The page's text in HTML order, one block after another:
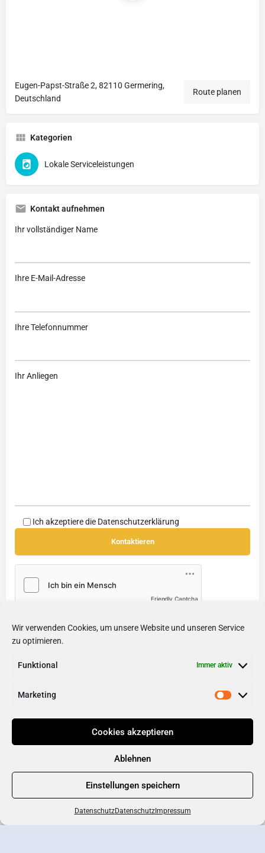
Wir verwenden Cookies, um unsere Website und unseren Service
zu optimieren.
Funktional Immer aktiv
Marketing
Cookies akzeptieren
Ablehnen
Einstellungen speichern
DatenschutzDatenschutzImpressum
Eugen-Papst-Straße 2, 82110 Germering,
Deutschland
Route planen
Kategorien
Lokale Serviceleistungen
Kontakt aufnehmen
Ihr vollständiger Name
Ihre E-Mail-Adresse
Ihre Telefonnummer
Ihr Anliegen
Ich akzeptiere die Datenschutzerklärung
Friendly Captcha
Soziale Medien
Internetseite